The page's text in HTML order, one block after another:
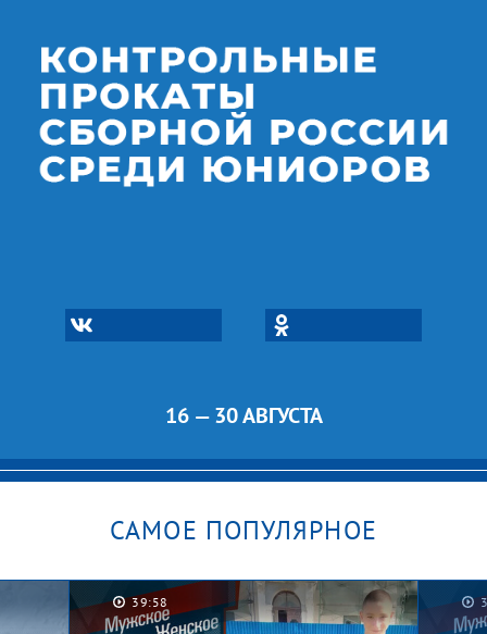
16 — 30 АВГУСТА
САМОЕ ПОПУЛЯРНОЕ
39:58